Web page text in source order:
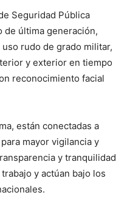
Seguridad Pública
de última generación,
rudo de grado militar,
y exterior en tiempo
reconocimiento facial
están conectadas a
mayor vigilancia y
y tranquilidad
y actúan bajo los